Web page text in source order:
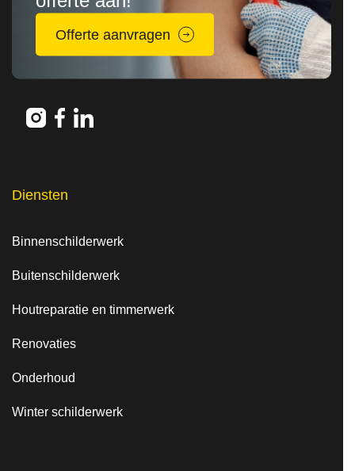
Offerte aanvragen
Diensten
Binnenschilderwerk
Buitenschilderwerk
Houtreparatie en timmerwerk
Renovaties
Onderhoud
Winter schilderwerk